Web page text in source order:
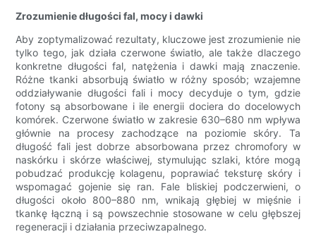
Zrozumienie długości fal, mocy i dawki
Aby zoptymalizować rezultaty, kluczowe jest zrozumienie nie
tylko tego, jak działa czerwone światło, ale także dlaczego
konkretne długości fal, natężenia i dawki mają znaczenie.
Różne tkanki absorbują światło w różny sposób; wzajemne
oddziaływanie długości fali i mocy decyduje o tym, gdzie
fotony są absorbowane i ile energii dociera do docelowych
komórek. Czerwone światło w zakresie 630–680 nm wpływa
głównie na procesy zachodzące na poziomie skóry. Ta
długość fali jest dobrze absorbowana przez chromofory w
naskórku i skórze właściwej, stymulując szlaki, które mogą
pobudzać produkcję kolagenu, poprawiać teksturę skóry i
wspomagać gojenie się ran. Fale bliskiej podczerwieni, o
długości około 800–880 nm, wnikają głębiej w mięśnie i
tkankę łączną i są powszechnie stosowane w celu głębszej
regeneracji i działania przeciwzapalnego.